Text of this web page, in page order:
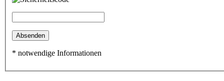
Absenden
* notwendige Informationen